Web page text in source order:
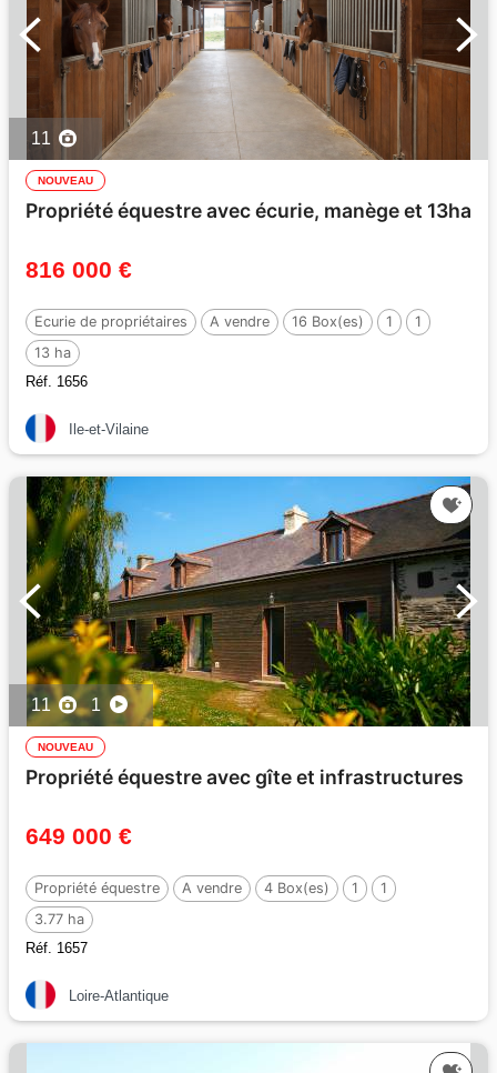
11
NOUVEAU
Propriété équestre avec écurie, manège et 13ha
816 000 €
Ecurie de propriétaires A vendre 16 Box(es) 1
1
13 ha
Réf. 1656
Ile-et-Vilaine
11 1
NOUVEAU
Propriété équestre avec gîte et infrastructures
649 000 €
Propriété équestre A vendre 4 Box(es) 1
1
3.77 ha
Réf. 1657
Loire-Atlantique